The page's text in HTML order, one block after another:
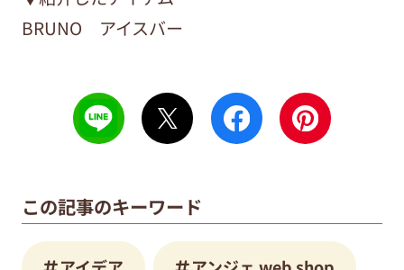
BRUNO アイスバー
この記事のキーワード